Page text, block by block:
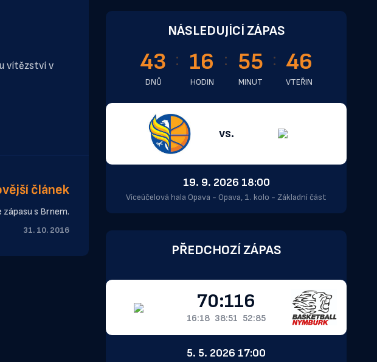
vítězství v
článek
zápasu s Brnem.
31. 10. 2016
NÁSLEDUJÍCÍ ZÁPAS
43
DNŮ
16
HODIN
55
MINUT
46
VTEŘIN
vs.
19. 9. 2026 18:00
Víceúčelová hala Opava - Opava, 1. kolo - Základní část
PŘEDCHOZÍ ZÁPAS
70:116
16:18 38:51 52:85
5. 5. 2026 17:00